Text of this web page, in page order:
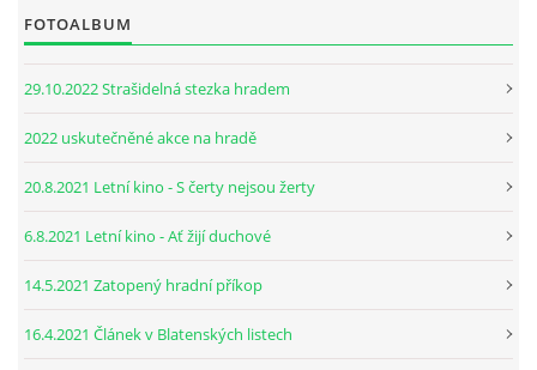
FOTOALBUM
29.10.2022 Strašidelná stezka hradem
2022 uskutečněné akce na hradě
20.8.2021 Letní kino - S čerty nejsou žerty
6.8.2021 Letní kino - Ať žijí duchové
14.5.2021 Zatopený hradní příkop
16.4.2021 Článek v Blatenských listech